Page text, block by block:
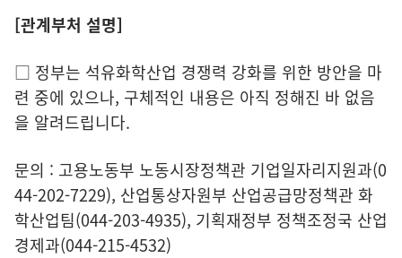
[관계부처 설명]
□ 정부는 석유화학산업 경쟁력 강화를 위한 방안을 마
련 중에 있으나, 구체적인 내용은 아직 정해진 바 없음
을 알려드립니다.
문의 : 고용노동부 노동시장정책관 기업일자리지원과(0
44-202-7229), 산업통상자원부 산업공급망정책관 화
학산업팀(044-203-4935), 기획재정부 정책조정국 산업
경제과(044-215-4532)